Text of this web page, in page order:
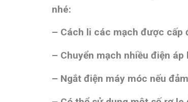
nhé:
– Cách li các mạch được cấp
– Chuyển mạch nhiều điện
– Ngắt điện máy móc nếu